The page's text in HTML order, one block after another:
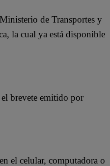
de Transportes y
la cual ya está disponible
brevete emitido por
el celular, computadora o